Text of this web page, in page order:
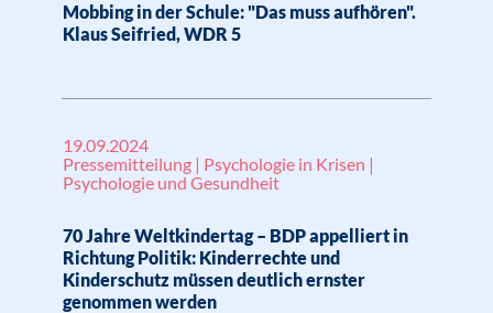
Mobbing in der Schule: "Das muss aufhören".
Klaus Seifried, WDR 5
19.09.2024
Pressemitteilung | Psychologie in Krisen |
Psychologie und Gesundheit
70 Jahre Weltkindertag – BDP appelliert in
Richtung Politik: Kinderrechte und
Kinderschutz müssen deutlich ernster
genommen werden